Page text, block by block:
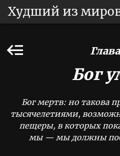
Худший из
Бог
Бог мертв: но такова
тысячелетиями,
пещеры, в которых
мы — мы должны